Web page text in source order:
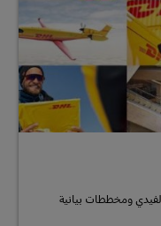
ومخططات بيانية